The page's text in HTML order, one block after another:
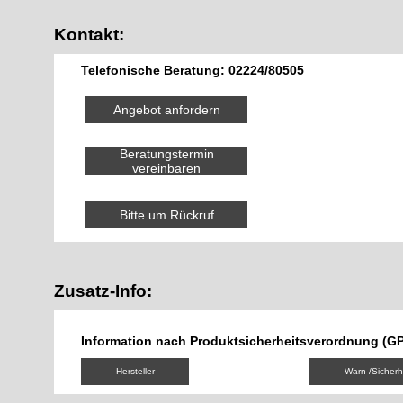
Kontakt:
Telefonische Beratung: 02224/80505
Angebot anfordern
Beratungstermin
vereinbaren
Bitte um Rückruf
Zusatz-Info:
Information nach Produktsicherheitsverordnung
Hersteller Warn-/